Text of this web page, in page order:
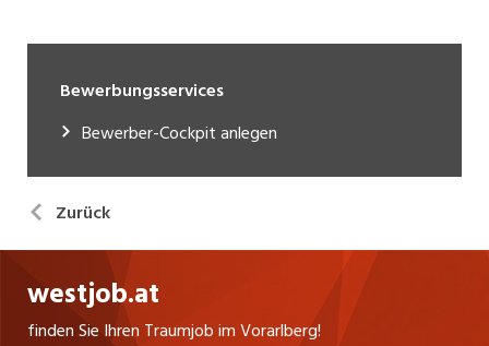
Bewerbungsservices
Bewerber-Cockpit anlegen
Zurück
westjob.at
finden Sie Ihren Traumjob im Vorarlberg!